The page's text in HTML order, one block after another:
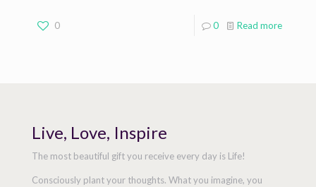
0 0 Read more
Live, Love, Inspire
The most beautiful gift you receive every day is Life!
Consciously plant your thoughts. What you imagine, you